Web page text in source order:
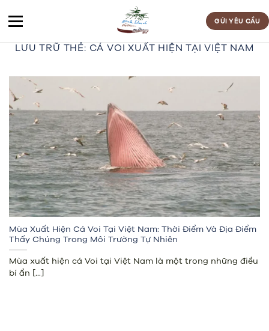
qua
dung
GỬI YÊU CẦU
LƯU TRỮ THẺ: CÁ VOI XUẤT HIỆN TẠI VIỆT NAM
Mùa Xuất Hiện Cá Voi Tại Việt Nam: Thời Điểm Và Địa Điểm
Thấy Chúng Trong Môi Trường Tự Nhiên
Mùa xuất hiện cá Voi tại Việt Nam là một trong những điều
bí ẩn [...]